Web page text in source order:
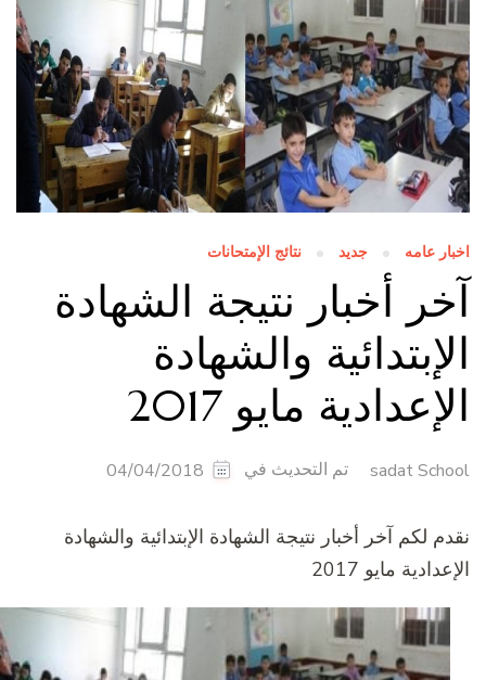
عامه جديد نتائج الإمتحانات
أخبار نتيجة الشهادة
والشهادة
مايو 2017
sadat تم التحديث في 04/04/2018
لكم آخر أخبار نتيجة الشهادة الإبتدائية والشهادة
مايو 2017